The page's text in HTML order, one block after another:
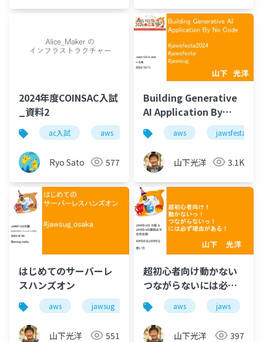
2024年度COINSAC入試
_資料2
ac入試 aws
Ryo Sato 577
Building Generative
AI Application By
NoCode(JAWS FESTA
2024)
aws jawsfesta
山下光洋 3.1K
はじめてのサーバーレ
スハンズオン
aws jawsug
山下光洋 551
超初心者向け動かない
つながらないには必ず
理由がある Jaws-ug
osaka awsのおjawsな
使い方
aws jaws
山下光洋 397